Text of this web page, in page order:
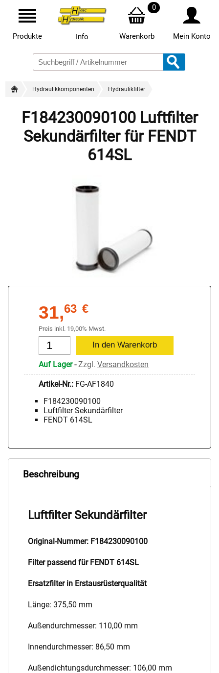
Produkte Info
0
Warenkorb Mein Konto
Hydraulikkomponenten Hydraulikfilter
F184230090100 Luftfilter
Sekundärfilter für FENDT
614SL
31,63 €
Preis inkl. 19,00% Mwst.
Auf Lager-Zzgl. Versandkosten
Artikel-Nr.: FG-AF1840
F184230090100
Luftfilter Sekundärfilter
FENDT 614SL
Beschreibung
Luftfilter Sekundärfilter
Original-Nummer: F184230090100
Filter passend für FENDT 614SL
Ersatzfilter in Erstausrüsterqualität
Länge: 375,50 mm
Außendurchmesser: 110,00 mm
Innendurchmesser: 86,50 mm
Außendichtungsdurchmesser: 106,00 mm